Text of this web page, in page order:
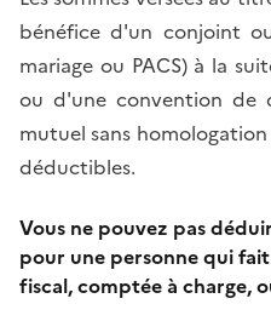
bénéfice d'un conjoint
mariage ou PACS) à la
ou d'une convention de
mutuel sans
déductibles.
Vous ne pouvez pas
pour une personne qui
fiscal, comptée à charge,